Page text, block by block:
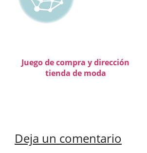
Juego de compra y dirección
tienda de moda
Deja un comentario